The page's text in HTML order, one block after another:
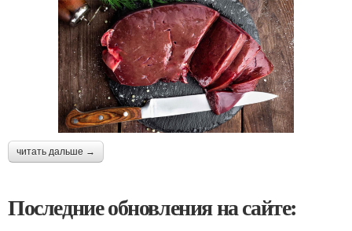
читать дальше →
Последние обновления на сайте: